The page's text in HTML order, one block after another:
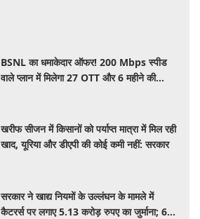
BSNL का धमाकेदार ऑफर! 200 Mbps स्पीड
वाले प्लान में मिलेगा 27 OTT और 6 महीने की
खरीफ सीजन में किसानों को पर्याप्त मात्रा में मिल रही
खाद, यूरिया और डीएपी की कोई कमी नहीं: सरकार
सरकार ने खाद्य नियमों के उल्लंघन के मामले में
कैटरर्स पर लगाए 5.13 करोड़ रुपए का जुर्माना; 6